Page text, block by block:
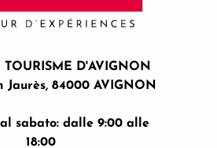
TOURISME D'AVIGNON
Jaurès, 84000 AVIGNON
sabato: dalle 9:00 alle
18:00